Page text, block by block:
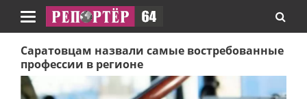
Навигация
Саратовцам назвали самые востребованные
профессии в регионе